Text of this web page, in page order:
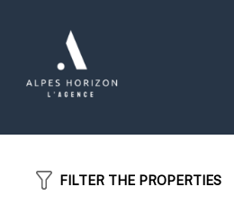
FILTER THE PROPERTIES